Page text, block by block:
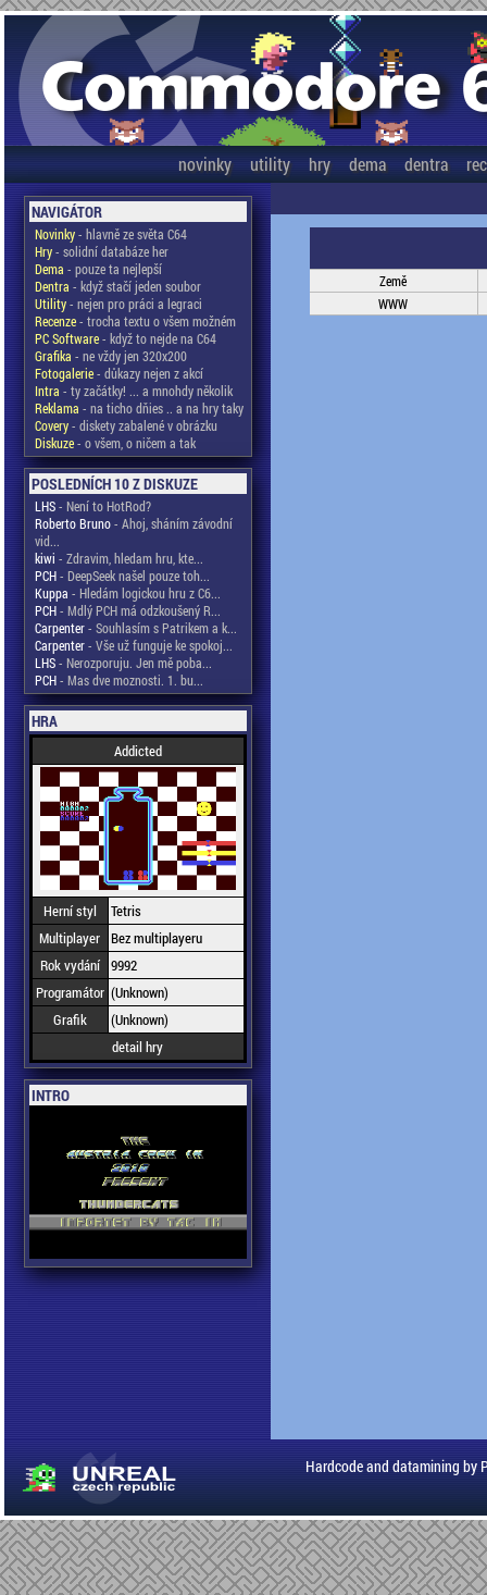
novinky utility hry dema dentra
NAVIGÁTOR
Novinky- hlavně ze světa C64
Hry- solidní databáze her
Dema - pouze ta nejlepší
Dentra - když stačí jeden soubor
Utility- nejen pro práci a legraci
Recenze- trocha textu o všem možném
PC Software- když to nejde na C64
Grafika - ne vždy jen 320x200
Fotogalerie- důkazy nejen z akcí
Intra - ty začátky! ... a mnohdy několik
Reklama - na ticho dňies .. a na hry taky
Covery- diskety zabalené v obrázku
Diskuze- o všem, o ničem a tak
POSLEDNÍCH 10 Z DISKUZE
LHS- Není to HotRod?
Roberto Bruno- Ahoj, sháním závodní
vid...
kiwi - Zdravim, hledam hru, kte...
PCH- DeepSeek našel pouze toh...
Kuppa - Hledám logickou hru z C6...
PCH- Mdlý PCH má odzkoušený R...
Carpenter- Souhlasím s Patrikem a k...
Carpenter- Vše už funguje ke spokoj...
LHS- Nerozporuju. Jen mě poba...
PCH- Mas dve moznosti. 1. bu...
HRA
Addicted
Herní styl
Tetris
Multiplayer Bez multiplayeru
Rok vydání 9992
Programátor (Unknown)
Grafik
(Unknown)
detail hry
INTRO
Země
WWW
Hardcode and datamining by